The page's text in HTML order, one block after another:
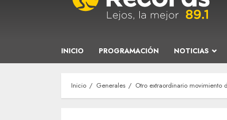
INICIO PROGRAMACIÓN NOTICIAS
Inicio Generales Otro extraordinario movimiento